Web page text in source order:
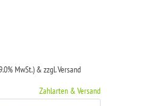
MwSt.) & zzgl. Versand
Zahlarten & Versand